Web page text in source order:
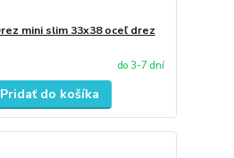
mini slim 33x38 oceľ drez
do 3-7 dní
Pridať do košíka